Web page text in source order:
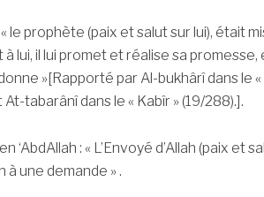
le prophète (paix et salut sur lui), était
lui, il lui promet et réalise sa promesse,
»[Rapporté par Al-bukhârî dans le «
tabarânî dans le « Kabîr » (19/288).].
‘AbdAllah : « L’Envoyé d’Allah (paix et
à une demande » .